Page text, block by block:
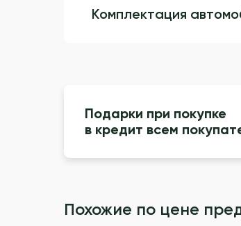
Комплектация
Подарки при покупке
в кредит всем
Похожие по цене